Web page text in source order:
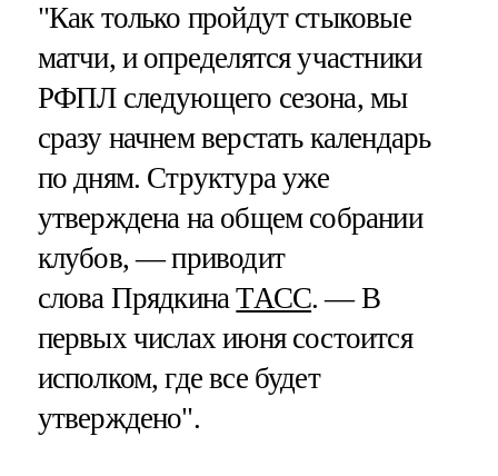
"Как только пройдут стыковые
матчи, и определятся участники
РФПЛ следующего сезона, мы
сразу начнем верстать календарь
по дням. Структура уже
утверждена на общем собрании
клубов, — приводит
слова ПрядкинаТАСС. — В
первых числах июня состоится
исполком, где все будет
утверждено".